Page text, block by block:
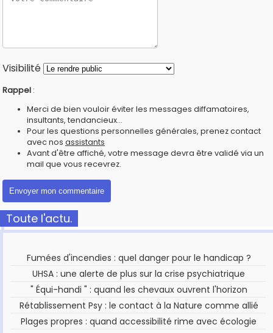
Visibilité
Rappel :
Merci de bien vouloir éviter les messages diffamatoires,
insultants, tendancieux...
Pour les questions personnelles générales, prenez contact
avec nos assistants
Avant d'être affiché, votre message devra être validé via un
mail que vous recevrez.
Toute l'actu.
Fumées d'incendies : quel danger pour le handicap ?
UHSA : une alerte de plus sur la crise psychiatrique
" Équi-handi " : quand les chevaux ouvrent l'horizon
Rétablissement Psy : le contact à la Nature comme allié
Plages propres : quand accessibilité rime avec écologie